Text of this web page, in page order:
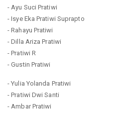
- Ayu Suci Pratiwi
- Isye Eka Pratiwi Suprapto
- Rahayu Pratiwi
- Dilla Ariza Pratiwi
- Pratiwi R
- Gustin Pratiwi
- Yulia Yolanda Pratiwi
- Pratiwi Dwi Santi
- Ambar Pratiwi